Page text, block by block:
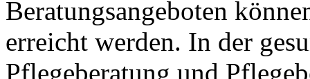
Beratungsangeboten
erreicht werden. In der
Pflegeberatung und